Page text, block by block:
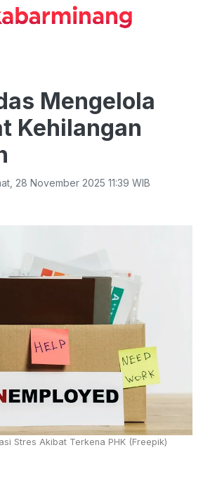
Mengelola
Kehilangan
28 November 2025 11:39 WIB
Stres Akibat Terkena PHK (Freepik)